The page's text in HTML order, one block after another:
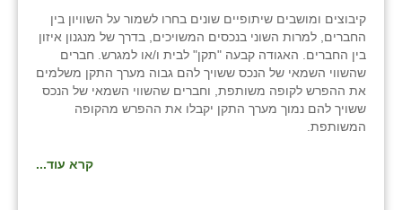
קיבוצים ומושבים שיתופיים שונים בחרו לשמור על השוויון בין
החברים, למרות השוני בנכסים המשויכים, בדרך של מנגנון איזון
בין החברים. האגודה קבעה "תקן" לבית ו/או למגרש. חברים
שהשווי השמאי של הנכס ששויך להם גבוה מערך התקן משלמים
את ההפרש לקופה משותפת, וחברים שהשווי השמאי של הנכס
ששויך להם נמוך מערך התקן יקבלו את ההפרש מהקופה
המשותפת.
קרא עוד...